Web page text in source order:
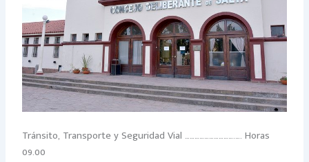
Tránsito, Transporte y Seguridad Vial ………………………….…. Horas
09.00